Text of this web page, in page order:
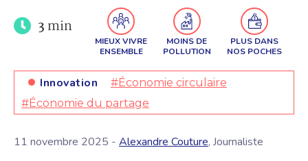
3 min
MIEUX VIVRE
ENSEMBLE
MOINS DE
POLLUTION
PLUS DANS
NOS POCHES
Innovation
#Économie circulaire
#Économie du partage
11 novembre 2025 - Alexandre Couture, Journaliste